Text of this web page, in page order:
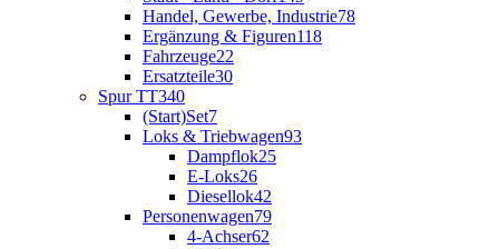
Handel, Gewerbe, Industrie78
Ergänzung & Figuren118
Fahrzeuge22
Ersatzteile30
Spur TT340
(Start)Set7
Loks & Triebwagen93
Dampflok25
E-Loks26
Diesellok42
Personenwagen79
4-Achser62